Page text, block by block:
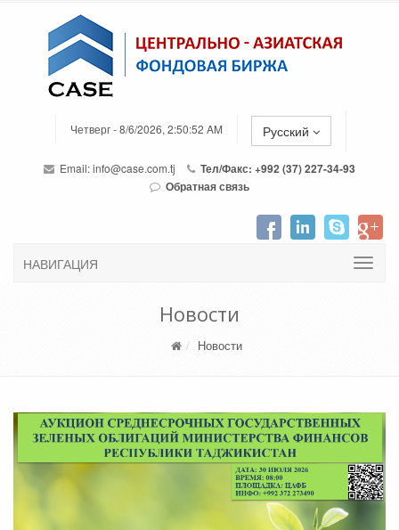
Четверг - 8/6/2026, 2:50:52 AM Русский
Email:info@case.com.tj
Тел/Факс: +992 (37) 227-34-93
Обратная связь
НАВИГАЦИЯ
Новости
Новости